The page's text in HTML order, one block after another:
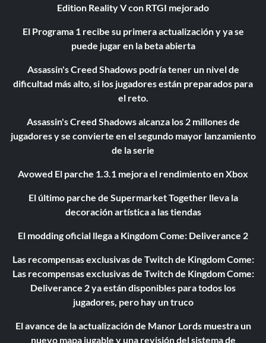
Edition Reality V con RTGI mejorado
El Programa 1 recibe su primera actualización y ya se
puede jugar en la beta abierta
Assassin's Creed Shadows podría tener un nivel de
dificultad más alto, si los jugadores están preparados para
el reto.
Assassin's Creed Shadows alcanza los 2 millones de
jugadores y se convierte en el segundo mayor lanzamiento
de la serie
Avowed El parche 1.3.1 mejora el rendimiento en Xbox
El último parche de Supermarket Together lleva la
decoración artística a las tiendas
El modding oficial llega a Kingdom Come: Deliverance 2
Las recompensas exclusivas de Twitch de Kingdom Come:
Las recompensas exclusivas de Twitch de Kingdom Come:
Deliverance 2 ya están disponibles para todos los
jugadores, pero hay un truco
El avance de la actualización de Manor Lords muestra un
nuevo mapa jugable y una revisión del sistema de